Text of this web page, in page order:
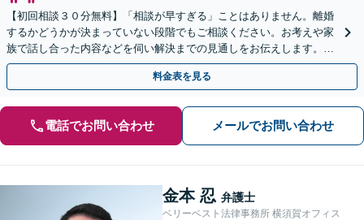
【初回相談３０分無料】「相談が早すぎる」ことはありません。離婚
するかどうかが決まっていない段階でもご相談ください。お考えや家
族で話し合った内容などを伺い解決までの見通しをお伝えします。不
貞慰謝料、財産分与、養育費など、幅広く対応します。
料金表を見る
電話でお問い合わせ メールでお問い合わせ
金本 忍 弁護士
ベリーベスト法律事務所 横須賀オフィス